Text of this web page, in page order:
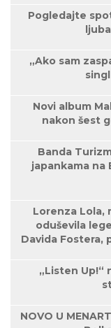
Pogledajte
„Ako sam
Novi album
nakon šest
Banda
japankama na
Lorenza Lola,
oduševila
Davida Fostera,
„Listen Up!“
NOVO U